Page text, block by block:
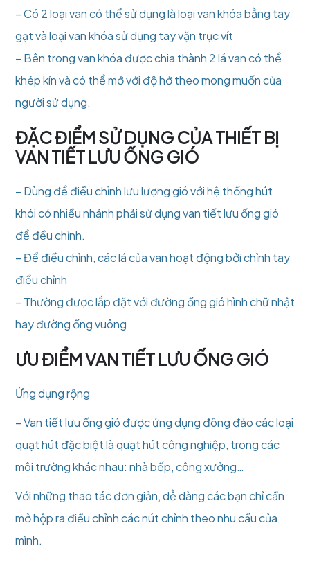
– Có 2 loại van có thể sử dụng là loại van khóa bằng tay
gạt và loại van khóa sử dụng tay vặn trục vít
– Bên trong van khóa được chia thành 2 lá van có thể
khép kín và có thể mở với độ hở theo mong muốn của
người sử dụng.
ĐẶC ĐIỂM SỬ DỤNG CỦA THIẾT BỊ
VAN TIẾT LƯU ỐNG GIÓ
– Dùng để điều chỉnh lưu lượng gió với hệ thống hút
khói có nhiều nhánh phải sử dụng van tiết lưu ống gió
để đều chỉnh.
– Để điều chỉnh, các lá của van hoạt động bởi chỉnh tay
điều chỉnh
– Thường được lắp đặt với đường ống gió hình chữ nhật
hay đường ống vuông
ƯU ĐIỂM VAN TIẾT LƯU ỐNG GIÓ
Ứng dụng rộng
– Van tiết lưu ống gió được ứng dụng đông đảo các loại
quạt hút đặc biệt là quạt hút công nghiệp, trong các
môi trường khác nhau: nhà bếp, công xưởng…
Với những thao tác đơn giản, dễ dàng các bạn chỉ cần
mở hộp ra điều chỉnh các nút chỉnh theo nhu cầu của
mình.